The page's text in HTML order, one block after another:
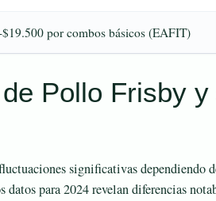
por combos básicos (EAFIT)
Pollo Frisby y
significativas dependiendo
para 2024 revelan diferencias